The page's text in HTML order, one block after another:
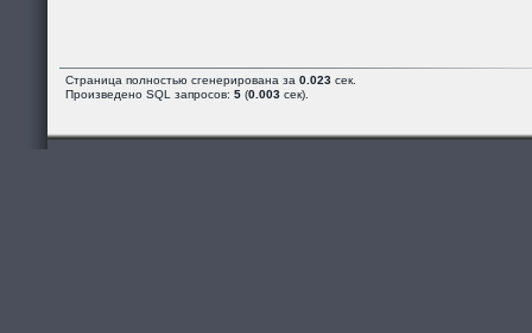
Страница полностью сгенерирована за 0.023 сек.
Произведено SQL запросов: 5 (0.003 сек).